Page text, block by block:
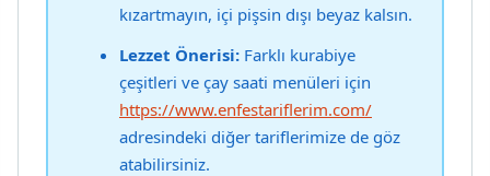
kızartmayın, içi pişsin dışı beyaz kalsın.
Lezzet Önerisi: Farklı kurabiye
çeşitleri ve çay saati menüleri için
https://www.enfestariflerim.com/
adresindeki diğer tariflerimize de göz
atabilirsiniz.